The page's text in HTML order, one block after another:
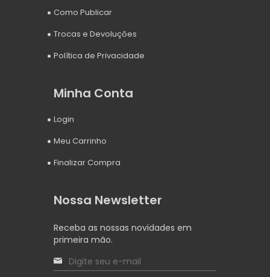
Como Publicar
Trocas e Devoluções
Política de Privacidade
Minha Conta
Login
Meu Carrinho
Finalizar Compra
Nossa Newsletter
Receba as nossas novidades em
primeira mão.